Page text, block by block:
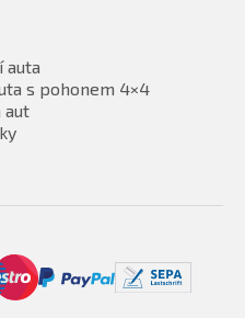
auta
s pohonem 4×4
aut